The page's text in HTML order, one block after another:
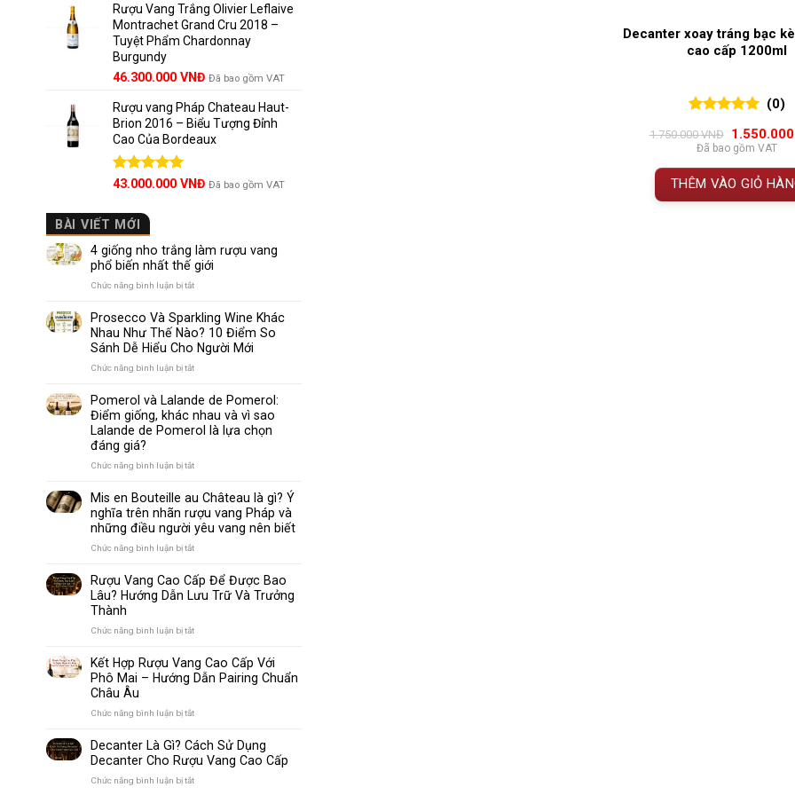
5 sao
Rượu Vang Trắng Olivier Leflaive
Montrachet Grand Cru 2018 –
Tuyệt Phẩm Chardonnay
Burgundy
46.300.000 VNĐ Đã bao gồm VAT
Rượu vang Pháp Chateau Haut-
Brion 2016 – Biểu Tượng Đỉnh
Cao Của Bordeaux
Được xếp
5 sao
43.000.000 VNĐ Đã bao gồm VAT
BÀI VIẾT MỚI
4 giống nho trắng làm rượu vang
phổ biến nhất thế giới
Chức năng bình luận bị tắtở
giống
nho
trắng
làm
biến
nhất
thế
Prosecco Và Sparkling Wine Khác
Nhau Như Thế Nào? 10 Điểm So
Sánh Dễ Hiểu Cho Người Mới
Chức năng bình luận bị tắtở
Và
Sparkling
Wine
Khác
10
Điểm
So
Dễ
Cho
Người
Pomerol và Lalande de Pomerol:
Điểm giống, khác nhau và vì sao
Lalande de Pomerol là lựa chọn
đáng giá?
Chức năng bình luận bị tắtở
Lalande
de
Pomerol:
nhau
và
Pomerol
là
đáng
Mis en Bouteille au Château là gì? Ý
nghĩa trên nhãn rượu vang Pháp và
những điều người yêu vang nên biết
Chức năng bình luận bị tắtở
en
Bouteille
au
nghĩa
trên
và
những
người
Rượu Vang Cao Cấp Để Được Bao
Lâu? Hướng Dẫn Lưu Trữ Và Trưởng
Thành
Chức năng bình luận bị tắtở
Vang
Cao
Cấp
Hướng
Dẫn
Kết Hợp Rượu Vang Cao Cấp Với
Phô Mai – Hướng Dẫn Pairing Chuẩn
Châu Âu
Chức năng bình luận bị tắtở
Hợp
Rượu
Vang
Cao
Decanter Là Gì? Cách Sử Dụng
Decanter Cho Rượu Vang Cao Cấp
Chức năng bình luận bị tắtở
Decanter xoay tráng bạc
cao cấp 1200ml
đánh giá
(0)
1.750.000VNĐ
Giá
gốc
là:
1.750.000
1.550.000
Đã bao gồm VAT
THÊM VÀO GIỎ